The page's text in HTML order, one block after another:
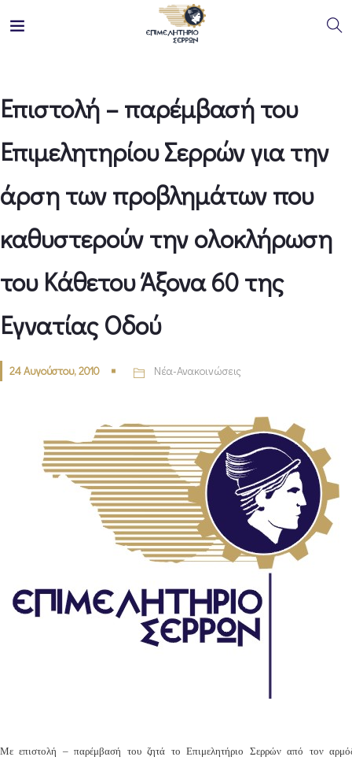
Επιστολή – παρέμβασή του
Επιμελητηρίου Σερρών για την
άρση των προβλημάτων που
καθυστερούν την ολοκλήρωση
του Κάθετου Άξονα 60 της
Εγνατίας Οδού
24 Αυγούστου, 2010 Νέα-Ανακοινώσεις
Με επιστολή – παρέμβασή του ζητά το Επιμελητήριο Σερρών από τον